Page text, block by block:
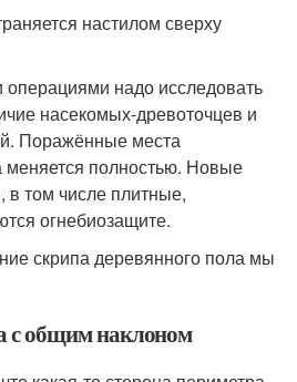
настилом сверху
надо исследовать
насекомых-древоточцев и
Поражённые места
меняется полностью. Новые
том числе плитные,
огнебиозащите.
скрипа деревянного пола мы
с общим наклоном